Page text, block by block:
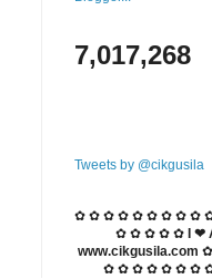
7,017,268
Tweets by @cikgusila
✿ ✿ ✿ ✿ ✿ ✿ ✿ ✿ ✿
✿ ✿ ✿ ✿ ✿
I ❤
www.cikgusila.com
✿ ✿ ✿ ✿ ✿ ✿ ✿